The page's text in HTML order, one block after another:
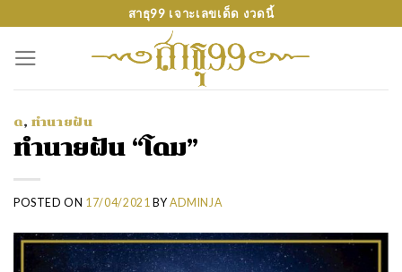
content
สาธุ99 เจาะเลขเด็ด งวดนี้
ด, ทำนายฝัน
ทำนายฝัน “โดม”
POSTED ON 17/04/2021 BY ADMINJA